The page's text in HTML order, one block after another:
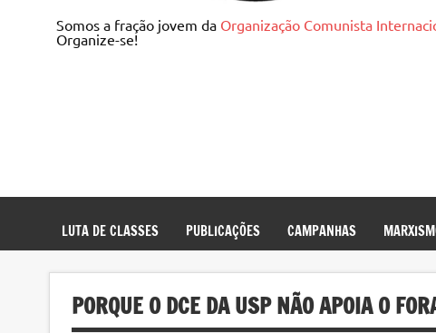
Juventude Comunista
Somos a fração jovem da Organização Comunista
Organize-se!
LUTA DE CLASSES PUBLICAÇÕES CAMPANHAS
PORQUE O DCE DA USP NÃO APOIA O